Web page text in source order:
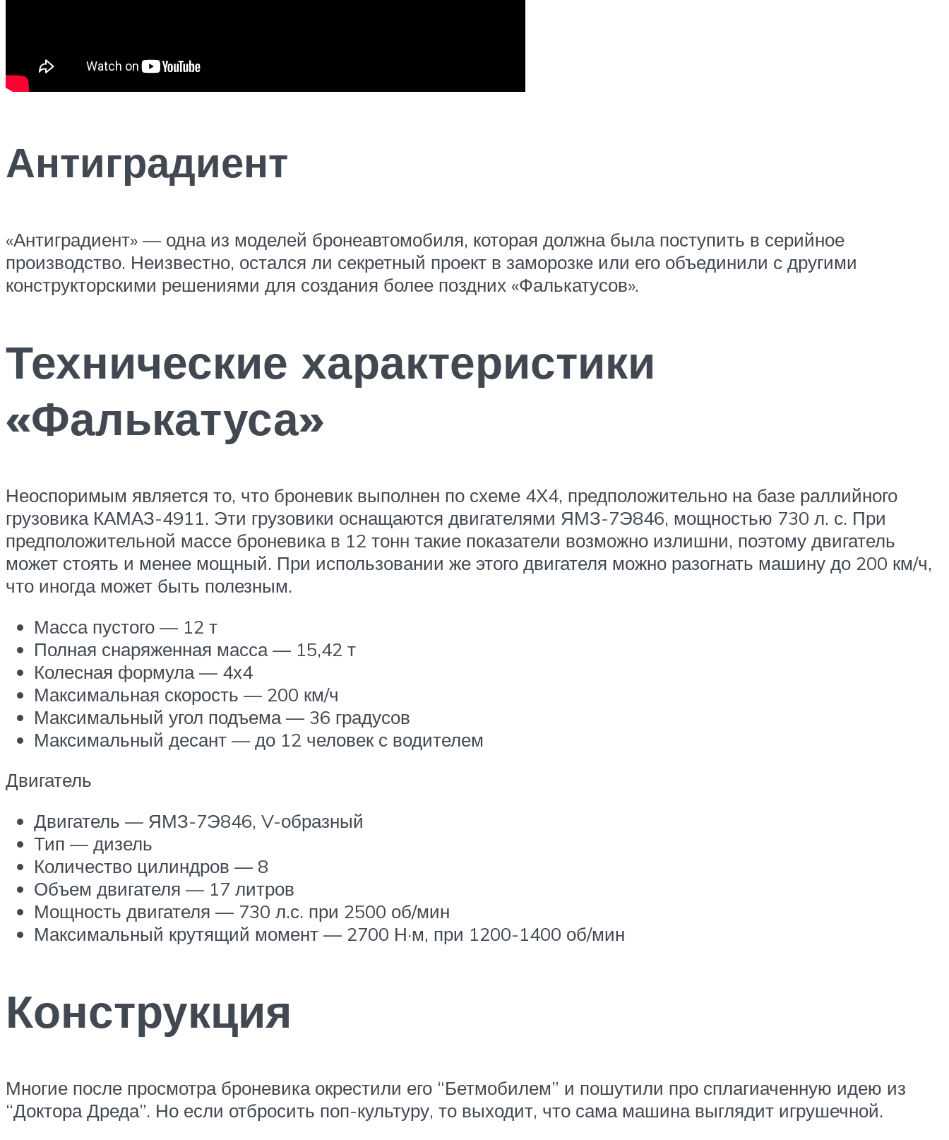
Антиградиент
«Антиградиент» — одна из моделей бронеавтомобиля, которая должна была поступить в серийное
производство. Неизвестно, остался ли секретный проект в заморозке или его объединили с другими
конструкторскими решениями для создания более поздних «Фалькатусов».
Технические характеристики
«Фалькатуса»
Неоспоримым является то, что броневик выполнен по схеме 4Х4, предположительно на базе раллийного
грузовика КАМАЗ-4911. Эти грузовики оснащаются двигателями ЯМЗ-7Э846, мощностью 730 л. с. При
предположительной массе броневика в 12 тонн такие показатели возможно излишни, поэтому двигатель
может стоять и менее мощный. При использовании же этого двигателя можно разогнать машину до 200 км/ч,
что иногда может быть полезным.
Масса пустого — 12 т
Полная снаряженная масса — 15,42 т
Колесная формула — 4х4
Максимальная скорость — 200 км/ч
Максимальный угол подъема — 36 градусов
Максимальный десант — до 12 человек с водителем
Двигатель
Двигатель — ЯМЗ-7Э846, V-образный
Тип — дизель
Количество цилиндров — 8
Объем двигателя — 17 литров
Мощность двигателя — 730 л.с. при 2500 об/мин
Максимальный крутящий момент — 2700 Н·м, при 1200-1400 об/мин
Конструкция
Многие после просмотра броневика окрестили его “Бетмобилем” и пошутили про сплагиаченную идею из
“Доктора Дреда”. Но если отбросить поп-культуру, то выходит, что сама машина выглядит игрушечной.